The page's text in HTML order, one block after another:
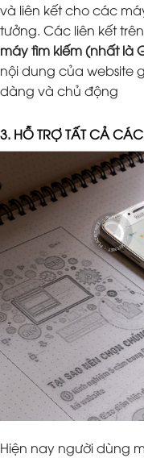
và liên kết cho các
tưởng. Các liên kết trên
máy tìm kiếm (nhất là
nội dung của website
dàng và chủ động
3. HỖ TRỢ TẤT CẢ
Hiện nay người dùng